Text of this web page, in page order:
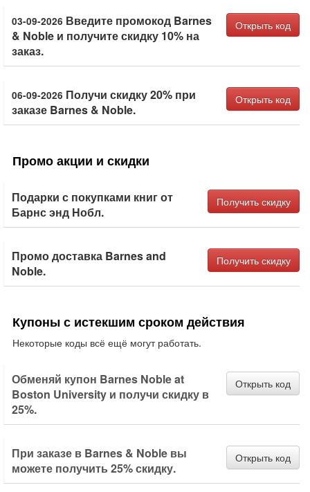
03-09-2026 Введите промокод Barnes
& Noble и получите скидку 10% на
заказ.
Открыть код
06-09-2026 Получи скидку 20% при
заказе Barnes & Noble.
Открыть код
Промо акции и скидки
Подарки с покупками книг от
Барнс энд Нобл.
Получить скидку
Промо доставка Barnes and
Noble.
Получить скидку
Купоны с истекшим сроком действия
Некоторые коды всё ещё могут работать.
Обменяй купон Barnes Noble at
Boston University и получи скидку в
25%.
Открыть код
При заказе в Barnes & Noble вы
можете получить 25% скидку.
Открыть код